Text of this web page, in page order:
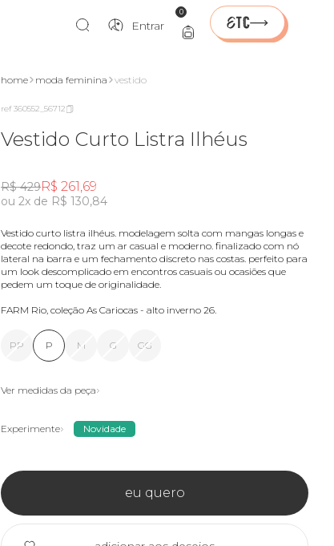
Entrar
0
home moda feminina vestido
ref 360552_56712
Vestido Curto Listra Ilhéus
R$ 429R$ 261,69
ou 2x de R$ 130,84
vestido curto listra ilhéus. modelagem solta com mangas longas e
decote redondo, traz um ar casual e moderno. finalizado com nó
lateral na barra e um fechamento discreto nas costas. perfeito para
um look descomplicado em encontros casuais ou ocasiões que
pedem um toque de originalidade.
FARM Rio, coleção As Cariocas - alto inverno 26.
PP P M G GG
Ver medidas da peça
Experimente Novidade
eu quero